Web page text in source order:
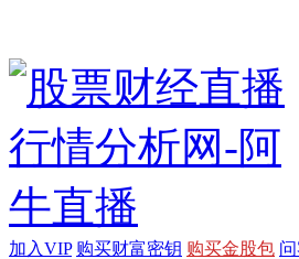
加入VIP 购买财富密钥 购买金股包